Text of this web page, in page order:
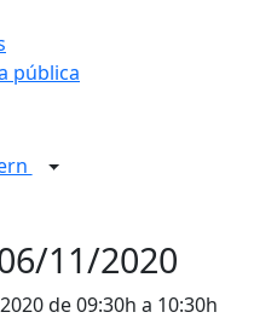
pública
11/2020
de 09:30h a 10:30h